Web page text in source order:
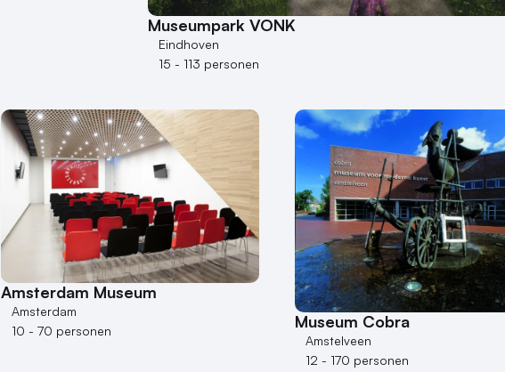
Museumpark VONK
Eindhoven
15 - 113 personen
Amsterdam Museum
Amsterdam
10 - 70 personen
Museum Cobra
Amstelveen
12 - 170 personen